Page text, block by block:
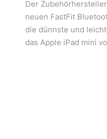
Der
neuen FastFit
die dünnste und
das Apple iPad mini